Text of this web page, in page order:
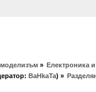
» Електроника
BaHkaTa) »